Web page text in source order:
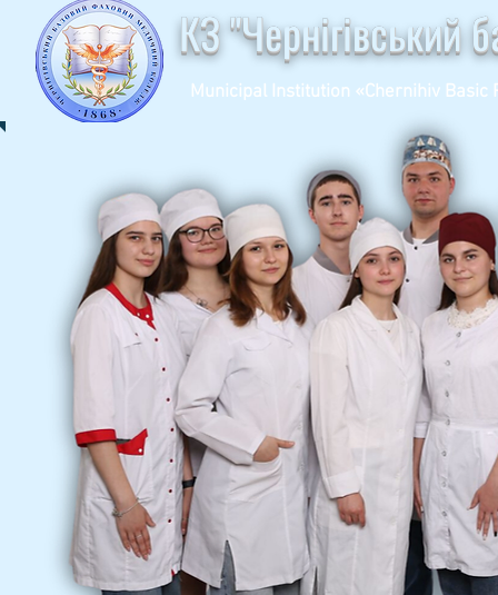
КЗ "Чернігівський
Municipal Institution «Chernihiv Basic